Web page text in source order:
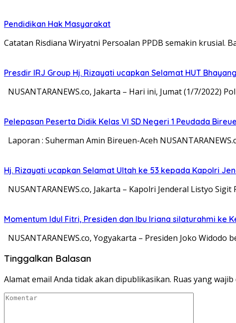
Pendidikan Hak Masyarakat
Catatan Risdiana Wiryatni Persoalan PPDB semakin krusial.
Presdir IRJ Group Hj. Rizayati ucapkan Selamat HUT
NUSANTARANEWS.co, Jakarta – Hari ini, Jumat (1/7/2022)
Pelepasan Peserta Didik Kelas VI SD Negeri 1 Peudada
Laporan : Suherman Amin Bireuen-Aceh
Hj. Rizayati ucapkan Selamat Ultah ke 53 kepada Kapolri
NUSANTARANEWS.co, Jakarta – Kapolri Jenderal Listyo
Momentum Idul Fitri, Presiden dan Ibu Iriana silaturahmi ke
NUSANTARANEWS.co, Yogyakarta – Presiden Joko
Tinggalkan Balasan
Alamat email Anda tidak akan dipublikasikan. Ruas yang